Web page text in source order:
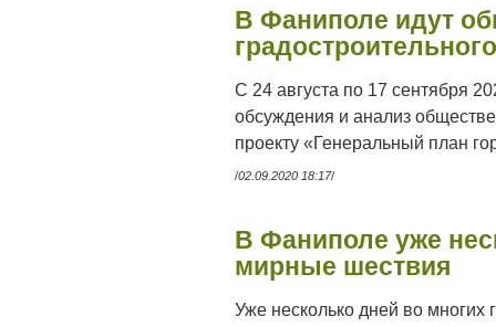
В Фаниполе идут
С 24 августа по 17 сентября
обсуждения и анализ
проекту «Генеральный план
/02.09.2020 18:17/
В Фаниполе уже
мирные шествия
Уже несколько дней во